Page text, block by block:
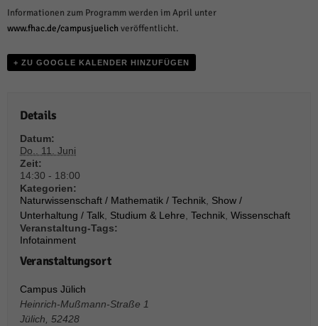
Informationen zum Programm werden im April unter
www.fhac.de/campusjuelich veröffentlicht.
+ ZU GOOGLE KALENDER HINZUFÜGEN
Details
Datum:
Do.. 11. Juni
Zeit:
14:30 - 18:00
Kategorien:
Naturwissenschaft / Mathematik / Technik, Show /
Unterhaltung / Talk, Studium & Lehre,Technik,Wissenschaft
Veranstaltung-Tags:
Infotainment
Veranstaltungsort
Campus Jülich
Heinrich-Mußmann-Straße 1
Jülich, 52428
Cookie-Informationen anzeigen
Statistiken (1)
Statistik Cookies erfassen Informationen anonym. Diese Informationen helfen
uns zu verstehen, wie unsere Besucher unsere Website nutzen.
Marketing (1)
Marketing-Cookies werden von Drittanbietern oder Publishern verwendet,
um personalisierte Werbung anzuzeigen. Sie tun dies, indem sie Besucher
über Websites hinweg verfolgen.
Externe Medien (6)
Inhalte von Videoplattformen und Social-Media-Plattformen werden
standardmäßig blockiert. Wenn Cookies von externen Medien akzeptiert
werden, bedarf der Zugriff auf diese Inhalte keiner manuellen Einwilligung
Cookie-Informationen anzeigen
powered by Borlabs Cookie